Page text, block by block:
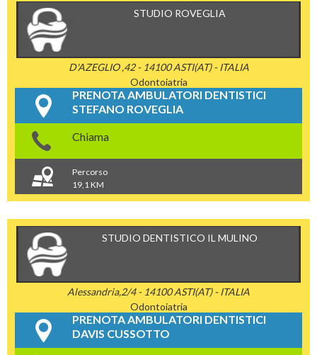
STUDIO ROVEGLIA
D'AZEGLIO ,42 - 14100 ASTI(AT) - ITALIA
Odontoiatria
PRENOTA AMBULATORI DENTISTICI
STEFANO ROVEGLIA
Chiama
Percorso
19,1 KM
STUDIO DENTISTICO IL MULINO
Alessandria,2/4 - 14100 ASTI(AT) - ITALIA
Odontoiatria
PRENOTA AMBULATORI DENTISTICI
DAVIS CUSSOTTO